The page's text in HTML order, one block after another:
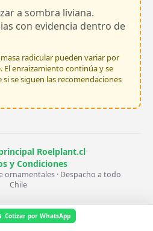
a sombra liviana.
con evidencia dentro de
radicular pueden variar por
El enraizamiento continúa y se
se siguen las recomendaciones
Roelplant.cl·
y Condiciones
ornamentales · Despacho a todo
Chile
Cotizar por WhatsApp